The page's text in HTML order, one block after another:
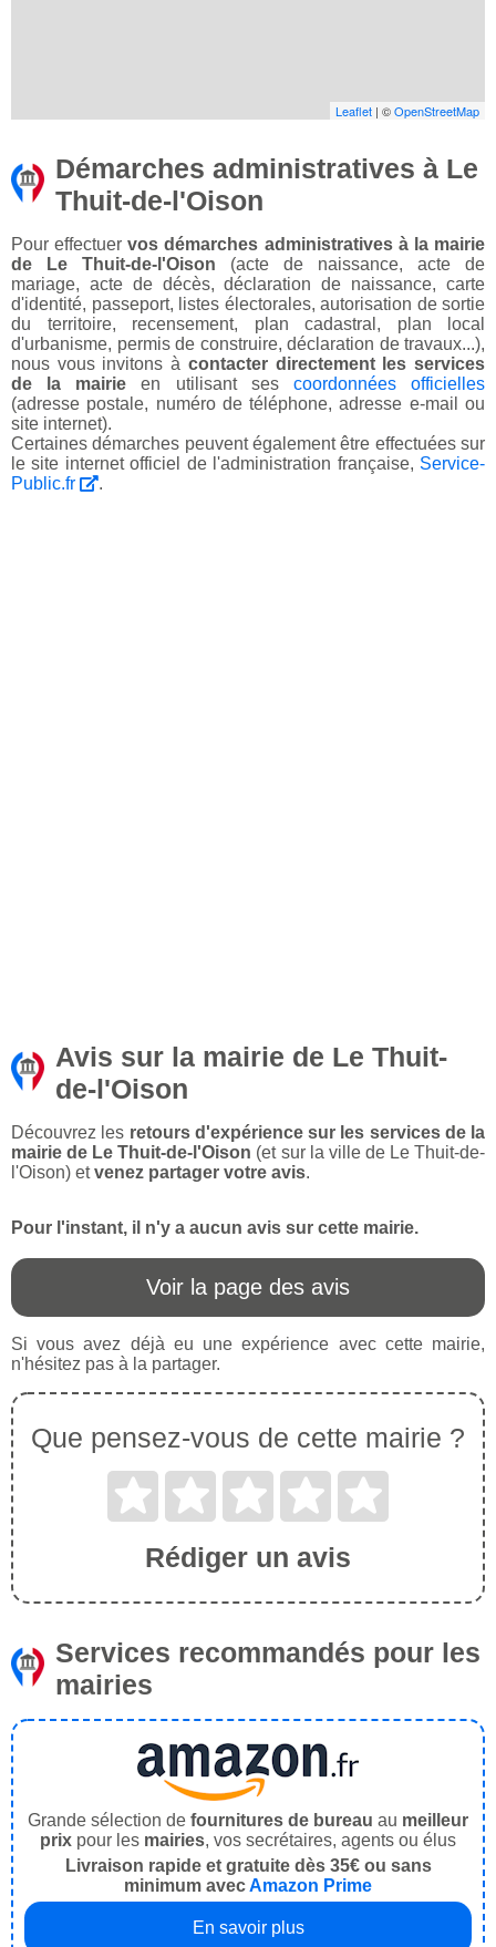
Leaflet | ©OpenStreetMap
Démarches administratives à Le
Thuit-de-l'Oison
Pour effectuervos démarches administratives à la mairie
de Le Thuit-de-l'Oison (acte de naissance, acte de
mariage, acte de décès, déclaration de naissance, carte
d'identité, passeport, listes électorales, autorisation de sortie
du territoire, recensement, plan cadastral, plan local
d'urbanisme, permis de construire, déclaration de travaux...),
nous vous invitons à contacter directement les services
de la mairie en utilisant ses coordonnées officielles
(adresse postale, numéro de téléphone, adresse e-mail ou
site internet).
Certaines démarches peuvent également être effectuées sur
le site internet officiel de l'administration française, Service-
Public.fr
.
Avis sur la mairie de Le Thuit-
de-l'Oison
Découvrez les retours d'expérience sur les services de la
mairie de Le Thuit-de-l'Oison (et sur la ville de Le Thuit-de-
l'Oison) etvenez partager votre avis.
Pour l'instant, il n'y a aucun avis sur cette mairie.
Voir la page des avis
Si vous avez déjà eu une expérience avec cette mairie,
n'hésitez pas à la partager.
Que pensez-vous de cette mairie ?
Rédiger un avis
Services recommandés pour les
mairies
Grande sélection de fournitures de bureau au meilleur
prix pour les mairies, vos secrétaires, agents ou élus
Livraison rapide et gratuite dès 35€ ou sans
minimum avecAmazon Prime
En savoir plus